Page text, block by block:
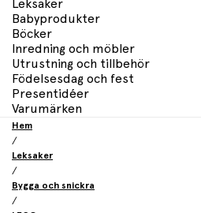
Leksaker
Babyprodukter
Böcker
Inredning och möbler
Utrustning och tillbehör
Födelsesdag och fest
Presentidéer
Varumärken
Hem
/
Leksaker
/
Bygga och snickra
/